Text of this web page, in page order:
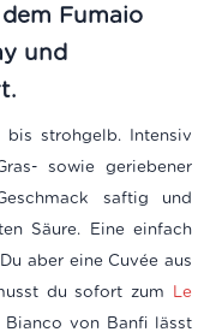
Fumaio
und
strohgelb. Intensiv
sowie geriebener
saftig und
Säure. Eine einfach
aber eine Cuvée aus
du sofort zum Le
Bianco von Banfi lässt